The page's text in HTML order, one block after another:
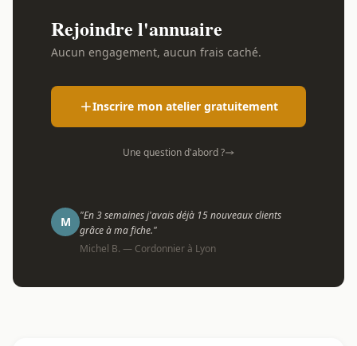
Rejoindre l'annuaire
Aucun engagement, aucun frais caché.
Inscrire mon atelier gratuitement
Une question d'abord ?
M
"En 3 semaines j'avais déjà 15 nouveaux clients
grâce à ma fiche."
Michel B. — Cordonnier à Lyon